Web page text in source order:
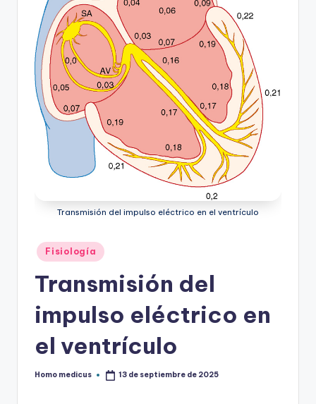
Transmisión del impulso eléctrico en el ventrículo
Publicado
en
Fisiología
Transmisión del
impulso eléctrico en
el ventrículo
Publicado
Homo medicus 13 de septiembre de 2025